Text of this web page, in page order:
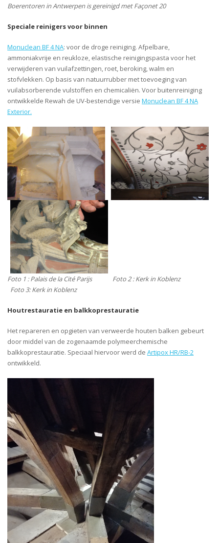
Boerentoren in Antwerpen is gereinigd met Façonet 20
Speciale reinigers voor binnen
Monuclean BF 4 NA: voor de droge reiniging. Afpelbare,
ammoniakvrije en reukloze, elastische reinigingspasta voor het
verwijderen van vuilafzettingen, roet, beroking, walm en
stofvlekken. Op basis van natuurrubber met toevoeging van
vuilabsorberende vulstoffen en chemicaliën. Voor buitenreiniging
ontwikkelde Rewah de UV-bestendige versie Monuclean BF 4 NA
Exterior.
Foto 1 : Palais de la Cité Parijs Foto 2 : Kerk in Koblenz
Foto 3: Kerk in Koblenz
Houtrestauratie en balkkoprestauratie
Het repareren en opgieten van verweerde houten balken gebeurt
door middel van de zogenaamde polymeerchemische
balkkoprestauratie. Speciaal hiervoor werd de Artipox HR/RB-2
ontwikkeld.